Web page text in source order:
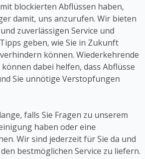
blockierten Abflüssen haben,
damit, uns anzurufen. Wir bieten
zuverlässigen Service und
geben, wie Sie in Zukunft
können. Wiederkehrende
dabei helfen, dass Abflüsse
Sie unnötige Verstopfungen
falls Sie Fragen zu unserem
haben oder eine
Wir sind jederzeit für Sie da und
bestmöglichen Service zu liefern.